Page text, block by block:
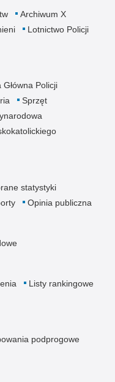
Archiwum X
Lotnictwo Policji
Główna Policji
Sprzęt
statystyki
Opinia publiczna
Listy rankingowe
podprogowe